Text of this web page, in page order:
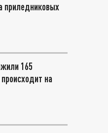
приледниковых
165
на